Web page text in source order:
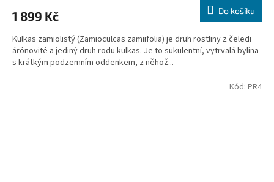
1 899 Kč Do košíku
Kulkas zamiolistý (Zamioculcas zamiifolia) je druh rostliny z čeledi
árónovité a jediný druh rodu kulkas. Je to sukulentní, vytrvalá bylina
s krátkým podzemním oddenkem, z něhož...
Kód: PR4